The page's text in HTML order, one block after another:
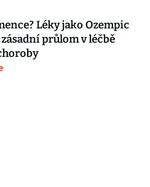
Léky jako Ozempic
průlom v léčbě